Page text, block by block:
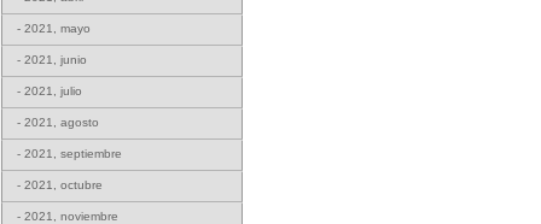
- 2021, mayo
- 2021, junio
- 2021, julio
- 2021, agosto
- 2021, septiembre
- 2021, octubre
- 2021, noviembre